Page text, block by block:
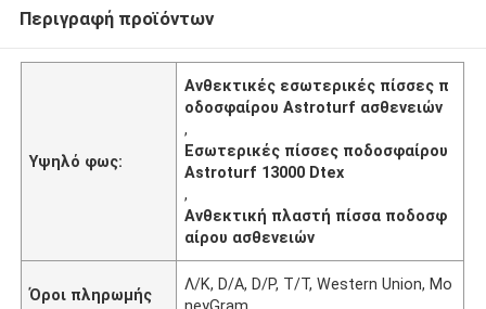
Περιγραφή προϊόντων
Υψηλό φως:
Ανθεκτικές εσωτερικές πίσσες π
οδοσφαίρου Astroturf ασθενειών
,
Εσωτερικές πίσσες ποδοσφαίρου
Astroturf 13000 Dtex
,
Ανθεκτική πλαστή πίσσα ποδοσφ
αίρου ασθενειών
Όροι πληρωμής
Λ/Κ, D/A, D/P, T/T, Western Union, Mo
neyGram